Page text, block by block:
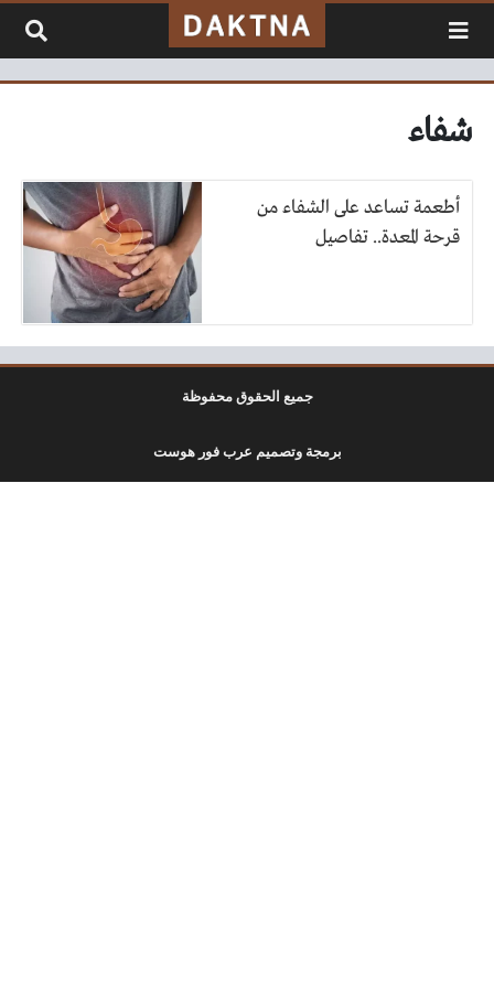
شفاء
أطعمة تساعد على الشفاء من
قرحة المعدة.. تفاصيل
جميع الحقوق محفوظة
برمجة وتصميم عرب فور هوست